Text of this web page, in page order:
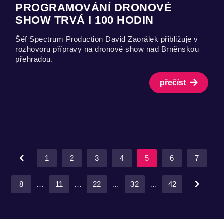
PROGRAMOVÁNÍ DRONOVÉ
SHOW TRVÁ I 100 HODIN
Šéf Spectrum Production David Zaorálek přibližuje v
rozhovoru přípravy na dronové show nad Brněnskou
přehradou.
přečíst
1 2 3 4 5 6 7
8 … 11 … 22 … 32 … 42